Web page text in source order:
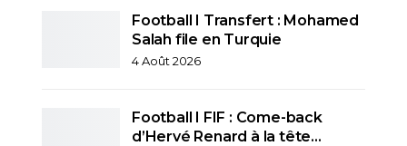
Football I Transfert : Mohamed
Salah file en Turquie
4 Août 2026
Football I FIF : Come-back
d’Hervé Renard à la tête…